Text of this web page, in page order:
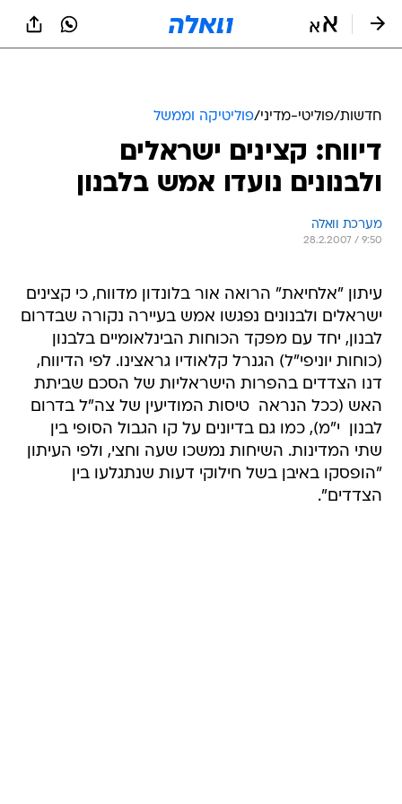
חדשות/פוליטי-מדיני/פוליטיקה וממשל
דיווח: קצינים ישראלים
ולבנונים נועדו אמש בלבנון
מערכת וואלה
28.2.2007 / 9:50
עיתון "אלחיאת" הרואה אור בלונדון מדווח, כי קצינים
ישראלים ולבנונים נפגשו אמש בעיירה נקורה שבדרום
לבנון, יחד עם מפקד הכוחות הבינלאומיים בלבנון
(כוחות יוניפי"ל) הגנרל קלאודיו גראצינו. לפי הדיווח,
דנו הצדדים בהפרות הישראליות של הסכם שביתת
האש (ככל הנראה  טיסות המודיעין של צה"ל בדרום
לבנון  י"מ), כמו גם בדיונים על קו הגבול הסופי בין
שתי המדינות. השיחות נמשכו שעה וחצי, ולפי העיתון
"הופסקו באיבן בשל חילוקי דעות שנתגלעו בין
הצדדים".